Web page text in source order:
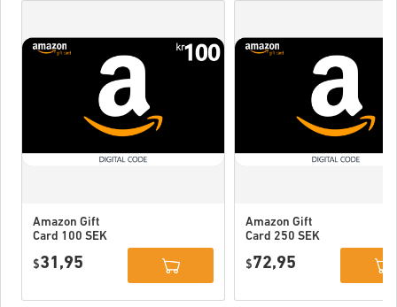
Amazon Gift
Card 100 SEK
$31,95
Amazon Gift
Card 250 SEK
$72,95